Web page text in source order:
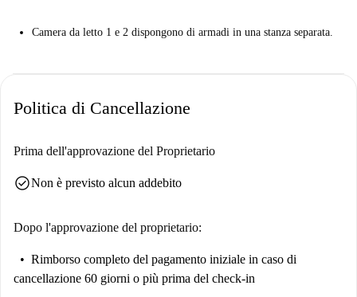
Camera da letto 1 e 2 dispongono di armadi in una stanza separata.
Politica di Cancellazione
Prima dell'approvazione del Proprietario
check_circleNon è previsto alcun addebito
Dopo l'approvazione del proprietario:
Rimborso completo del pagamento iniziale in caso di
cancellazione 60 giorni o più prima del check-in